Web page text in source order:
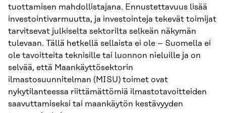
tuottamisen mahdollistajana. Ennustettavuus lisää
investointivarmuutta, ja investointeja tekevät toimijat
tarvitsevat julkiselta sektorilta selkeän näkymän
tulevaan. Tällä hetkellä sellaista ei ole – Suomella ei
ole tavoitteita teknisille tai luonnon nieluille ja on
selvää, että Maankäyttösektorin
ilmastosuunnitelman (MISU) toimet ovat
nykytilanteessa riittämättömiä ilmastotavoitteiden
saavuttamiseksi tai maankäytön kestävyyden